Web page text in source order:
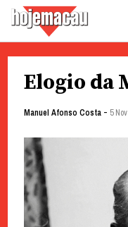
Elogio da
Manuel Afonso Costa- 5